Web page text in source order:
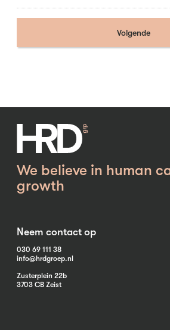
We believe in human
growth
Neem contact op
030 69 111 38
info@hrdgroep.nl
Zusterplein 22b
3703 CB Zeist